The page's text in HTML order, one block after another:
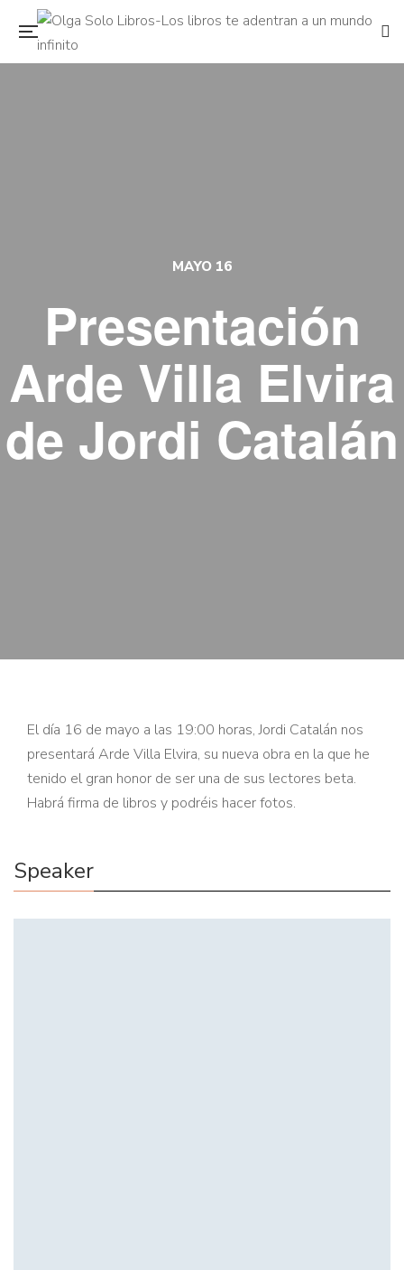
MAYO 16
Presentación
Arde Villa Elvira
de Jordi Catalán
El día 16 de mayo a las 19:00 horas, Jordi Catalán nos
presentará Arde Villa Elvira, su nueva obra en la que he
tenido el gran honor de ser una de sus lectores beta.
Habrá firma de libros y podréis hacer fotos.
Speaker